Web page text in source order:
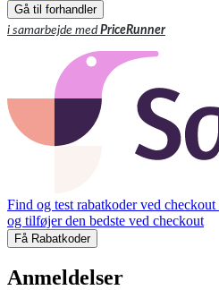
Gå til forhandler
i samarbejde medPriceRunner
Find og test rabatkoder ved checkout
og tilføjer den bedste ved checkout
Få Rabatkoder
Anmeldelser